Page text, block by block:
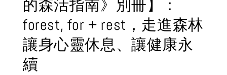
的森活指南》別冊】：
forest, for + rest，走進森林
讓身心靈休息、讓健康永
續